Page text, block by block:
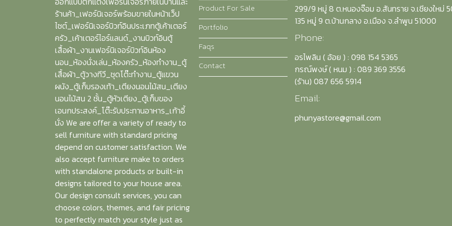
ร้านค้า_เฟอร์นิเจอร์พร้อมขายในหน้าเว็ป
ไซต์_เฟอร์นิเจอร์บิวท์อินประเภทตู้เค้าเตอร์
ครัว_เค้าเตอร์ไอร์แลนด์_งานบิวท์อินตู้
เสื้อผ้า_งานเฟอร์นิเจอร์บิวท์อินห้อง
นอน_ห้องนั่งเล่น_ห้องครัว_ห้องทำงาน_ตู้
เสื้อผ้า_ตู้วางทีวี_ชุดโต๊ะทำงาน_ตู้แขวน
ผนัง_ตู้เก็บรองเท้า_เตียงนอนไม้สน_เตียง
นอนไม้สน 2 ชั้น_ตู้หัวเตียง_ตู้เก็บของ
เอนกประสงค์_โต๊ะรับประทานอาหาร_เก้าอี้
นั่ง We are offer a variety of ready to
sell furniture with standard pricing
depend on customer satisfaction. We
also accept furniture make to orders
with standalone products or built-in
designs tailored to your house area.
Our design consult services, you can
choose colors, themes, and fair pricing
to perfectly match your style just as
Product For Sale
Portfolio
Faqs
Contact
299/9 หมู่ 8 ต.หนองจ๊อม อ.สันทราย จ.เชียงใหม่
135 หมู่ 9 ต.บ้านกลาง อ.เมือง จ.ลำพูน 51000
Phone:
อรไพลิน ( อ้อย ) : 098 154 5365
กรณ์พงษ์ ( หนม ) : 089 369 3556
(รัาน) 087 656 5914
Email:
phunyastore@gmail.com